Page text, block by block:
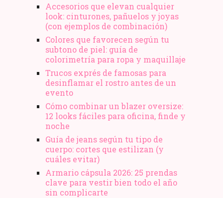
Accesorios que elevan cualquier
look: cinturones, pañuelos y joyas
(con ejemplos de combinación)
Colores que favorecen según tu
subtono de piel: guía de
colorimetría para ropa y maquillaje
Trucos exprés de famosas para
desinflamar el rostro antes de un
evento
Cómo combinar un blazer oversize:
12 looks fáciles para oficina, finde y
noche
Guía de jeans según tu tipo de
cuerpo: cortes que estilizan (y
cuáles evitar)
Armario cápsula 2026: 25 prendas
clave para vestir bien todo el año
sin complicarte